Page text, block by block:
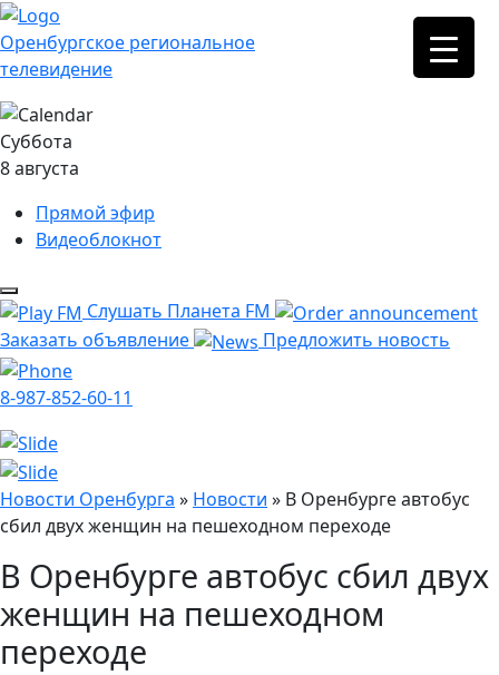
Оренбургское региональное
телевидение
Суббота
8 августа
Прямой эфир
Видеоблокнот
Слушать Планета FM
Заказать объявление
Предложить новость
8-987-852-60-11
Новости Оренбурга » Новости » В Оренбурге автобус
сбил двух женщин на пешеходном переходе
В Оренбурге автобус сбил двух
женщин на пешеходном
переходе